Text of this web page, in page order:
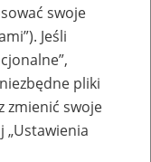
swoje
Jeśli
pliki
zmienić swoje
„Ustawienia